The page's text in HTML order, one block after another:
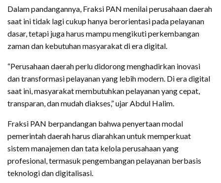
Dalam pandangannya, Fraksi PAN menilai perusahaan daerah
saat ini tidak lagi cukup hanya berorientasi pada pelayanan
dasar, tetapi juga harus mampu mengikuti perkembangan
zaman dan kebutuhan masyarakat di era digital.
“Perusahaan daerah perlu didorong menghadirkan inovasi
dan transformasi pelayanan yang lebih modern. Di era digital
saat ini, masyarakat membutuhkan pelayanan yang cepat,
transparan, dan mudah diakses,” ujar Abdul Halim.
Fraksi PAN berpandangan bahwa penyertaan modal
pemerintah daerah harus diarahkan untuk memperkuat
sistem manajemen dan tata kelola perusahaan yang
profesional, termasuk pengembangan pelayanan berbasis
teknologi dan digitalisasi.